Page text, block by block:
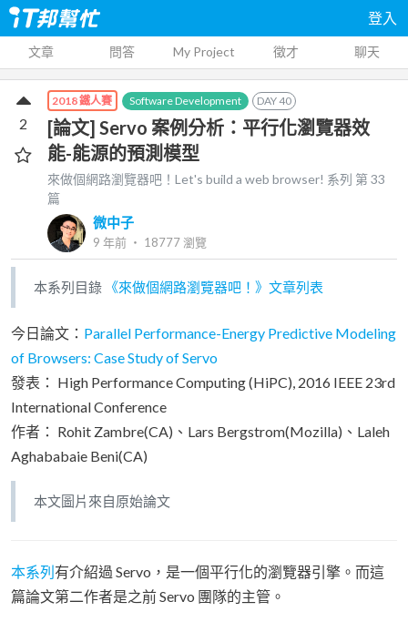
登入
文章 問答 My Project 徵才 聊天
2018 鐵人賽 Software Development DAY40
[論文] Servo 案例分析：平行化瀏覽器效
能-能源的預測模型
來做個網路瀏覽器吧！Let's build a web browser! 系列 第33
篇
微中子
9 年前 ‧ 18777瀏覽
2
本系列目錄 《來做個網路瀏覽器吧！》文章列表
今日論文： Parallel Performance-Energy Predictive Modeling
of Browsers: Case Study of Servo
發表： High Performance Computing (HiPC), 2016 IEEE 23rd
International Conference
作者： Rohit Zambre(CA)、Lars Bergstrom(Mozilla)、Laleh
Aghababaie Beni(CA)
本文圖片來自原始論文
本系列 有介紹過 Servo，是一個平行化的瀏覽器引擎。而這
篇論文第二作者是之前 Servo 團隊的主管。